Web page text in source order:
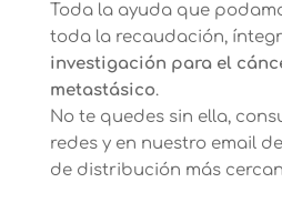
Toda la ayuda que
toda la recaudación,
investigación para el
metastásico.
No te quedes sin ella,
redes y en nuestro email
de distribución más